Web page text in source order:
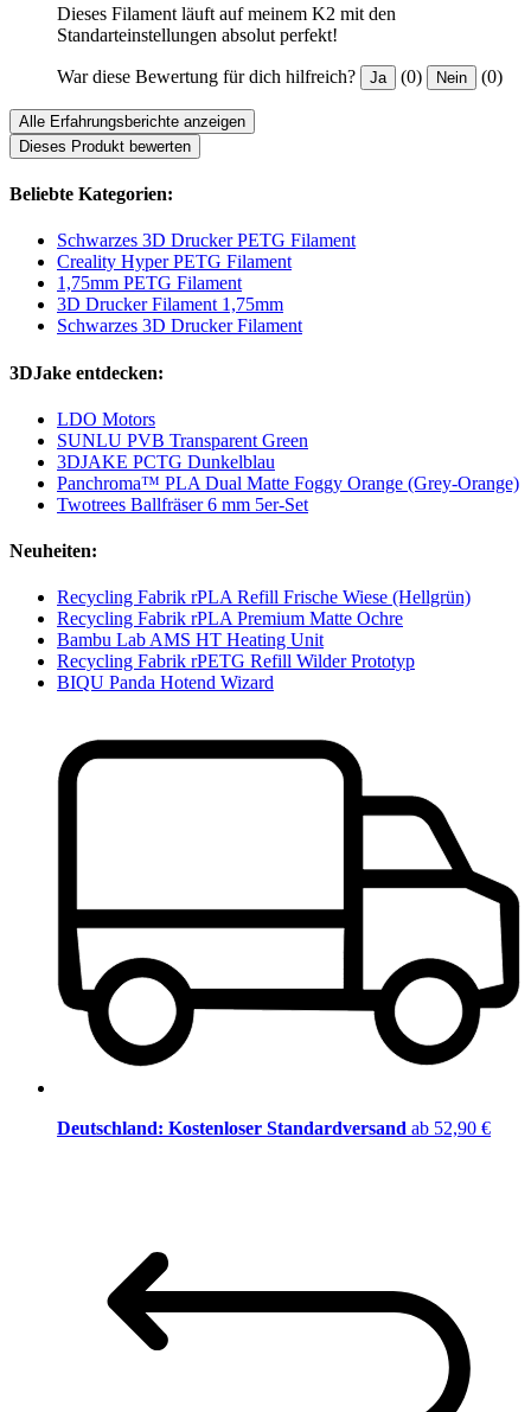
Dieses Filament läuft auf meinem K2 mit den
Standarteinstellungen absolut perfekt!
War diese Bewertung für dich hilfreich? Ja (0) Nein (0)
Alle Erfahrungsberichte anzeigen
Dieses Produkt bewerten
Beliebte Kategorien:
Schwarzes 3D Drucker PETG Filament
Creality Hyper PETG Filament
1,75mm PETG Filament
3D Drucker Filament 1,75mm
Schwarzes 3D Drucker Filament
3DJake entdecken:
LDO Motors
SUNLU PVB Transparent Green
3DJAKE PCTG Dunkelblau
Panchroma™ PLA Dual Matte Foggy Orange (Grey-Orange)
Twotrees Ballfräser 6 mm 5er-Set
Neuheiten:
Recycling Fabrik rPLA Refill Frische Wiese (Hellgrün)
Recycling Fabrik rPLA Premium Matte Ochre
Bambu Lab AMS HT Heating Unit
Recycling Fabrik rPETG Refill Wilder Prototyp
BIQU Panda Hotend Wizard
Deutschland: Kostenloser Standardversand ab 52,90 €